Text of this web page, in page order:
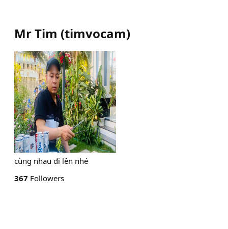
Mr Tim (timvocam)
cùng nhau đi lên nhé
367 Followers